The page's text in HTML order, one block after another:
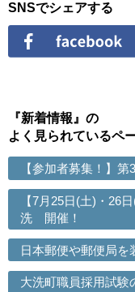
SNSでシェアする
『新着情報』の
よく見られているペ
【参加者募集！】
【7月25日(土)・26
洗 開催！
日本郵便や郵便局を
大洗町職員採用試験